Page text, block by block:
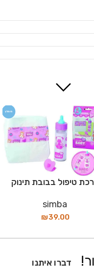
מומלץ
טיפול בבובת תינוק
simba
₪39.00
דברו איתנו